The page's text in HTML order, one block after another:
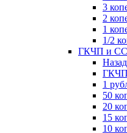
3
2
1
1/2
ГКЧП и
Назад
ГКЧП
1
50
20
15
10